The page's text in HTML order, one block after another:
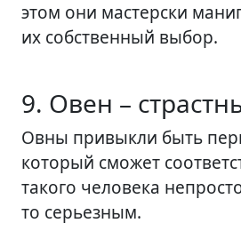
этом они мастерски
их собственный выбор.
9. Овен –
Овны привыкли быть
который сможет
такого человека
то серьезным.